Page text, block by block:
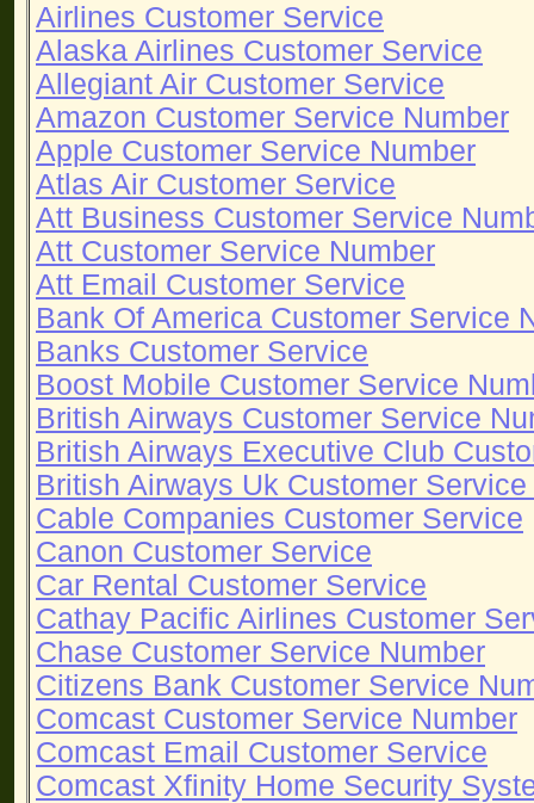
Airlines Customer Service
Alaska Airlines Customer Service
Allegiant Air Customer Service
Amazon Customer Service Number
Apple Customer Service Number
Atlas Air Customer Service
Att Business Customer Service
Att Customer Service Number
Att Email Customer Service
Bank Of America Customer Service
Banks Customer Service
Boost Mobile Customer Service
British Airways Customer Service
British Airways Executive Club
British Airways Uk Customer
Cable Companies Customer Service
Canon Customer Service
Car Rental Customer Service
Cathay Pacific Airlines Customer
Chase Customer Service Number
Citizens Bank Customer Service
Comcast Customer Service Number
Comcast Email Customer Service
Comcast Xfinity Home Security